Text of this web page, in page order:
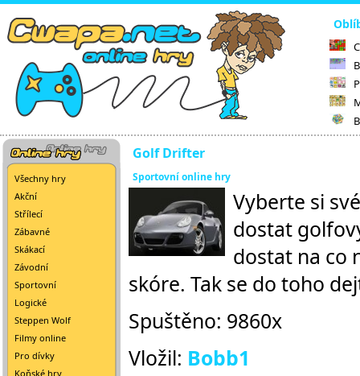
Všechny hry
Akční
Střílecí
Zábavné
Skákací
Závodní
Sportovní
Logické
Steppen Wolf
Filmy online
Pro dívky
Koňské hry
Golf Drifter
Sportovní online hry
Vyberte si
dostat
dostat na co
skóre. Tak se do toho
Spuštěno: 9860x
Vložil: Bobb1